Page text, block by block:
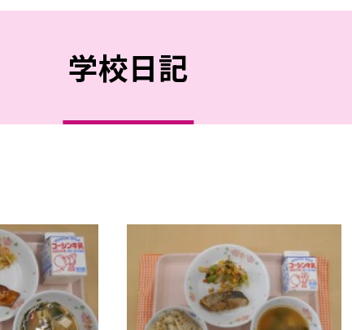
学校日記